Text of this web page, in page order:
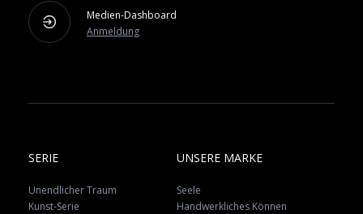
Medien-Dashboard
Anmeldung
SERIE
Unendlicher Traum
Kunst-Serie
UNSERE MARKE
Seele
Handwerkliches Können